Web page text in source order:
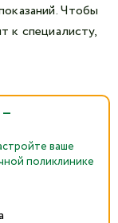
Чтобы
к специалисту,
—
ваше
поликлинике